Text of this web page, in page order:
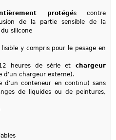
protégés contre
de la partie sensible de la
silicone
y compris pour le pesage en
heures de série et chargeur
d'un chargeur externe).
d'un conteneur en continu) sans
de liquides ou de peintures,